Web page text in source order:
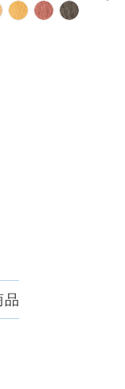
品